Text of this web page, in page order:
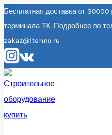
Перейти
к
содержанию
Бесплатная доставка от
терминала ТК. Подробнее
zakaz@1tehno.ru